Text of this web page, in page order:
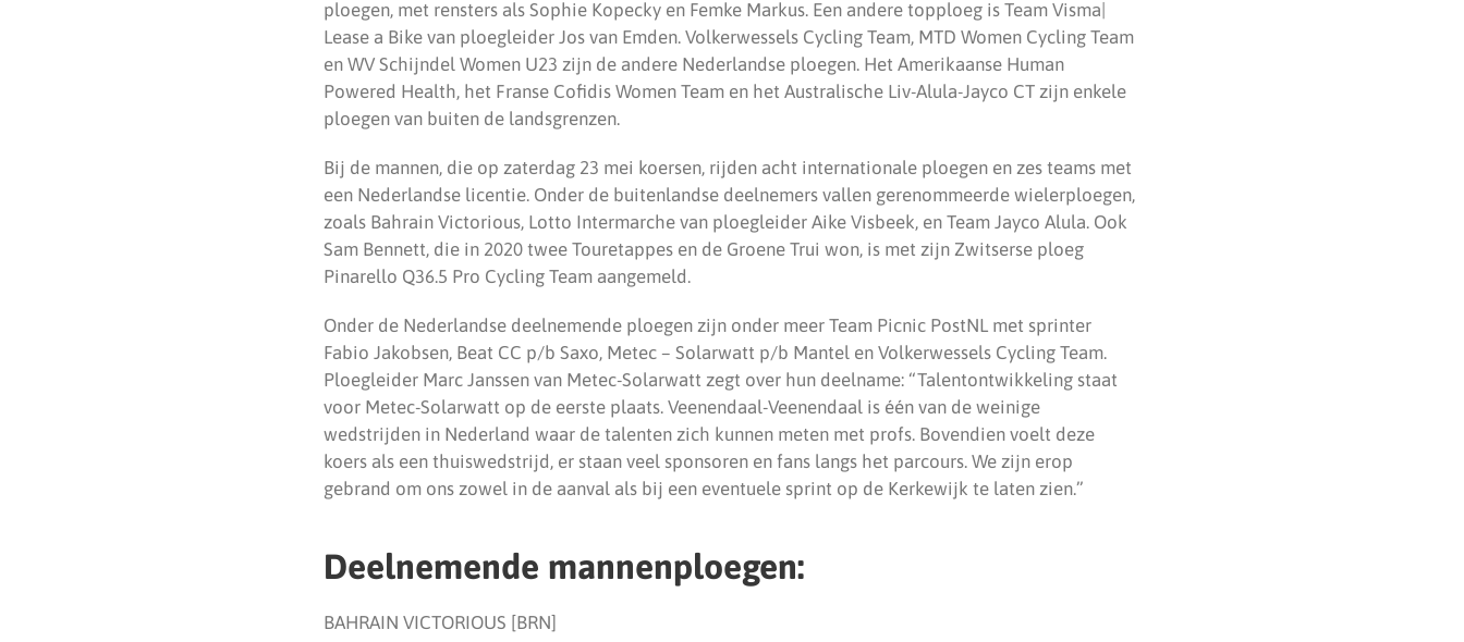
ploegen, met rensters als Sophie Kopecky en Femke Markus. Een andere topploeg is Team Visma|
Lease a Bike van ploegleider Jos van Emden. Volkerwessels Cycling Team, MTD Women Cycling Team
en WV Schijndel Women U23 zijn de andere Nederlandse ploegen. Het Amerikaanse Human
Powered Health, het Franse Cofidis Women Team en het Australische Liv-Alula-Jayco CT zijn enkele
ploegen van buiten de landsgrenzen.
Bij de mannen, die op zaterdag 23 mei koersen, rijden acht internationale ploegen en zes teams met
een Nederlandse licentie. Onder de buitenlandse deelnemers vallen gerenommeerde wielerploegen,
zoals Bahrain Victorious, Lotto Intermarche van ploegleider Aike Visbeek, en Team Jayco Alula. Ook
Sam Bennett, die in 2020 twee Touretappes en de Groene Trui won, is met zijn Zwitserse ploeg
Pinarello Q36.5 Pro Cycling Team aangemeld.
Onder de Nederlandse deelnemende ploegen zijn onder meer Team Picnic PostNL met sprinter
Fabio Jakobsen, Beat CC p/b Saxo, Metec – Solarwatt p/b Mantel en Volkerwessels Cycling Team.
Ploegleider Marc Janssen van Metec-Solarwatt zegt over hun deelname: “Talentontwikkeling staat
voor Metec-Solarwatt op de eerste plaats. Veenendaal-Veenendaal is één van de weinige
wedstrijden in Nederland waar de talenten zich kunnen meten met profs. Bovendien voelt deze
koers als een thuiswedstrijd, er staan veel sponsoren en fans langs het parcours. We zijn erop
gebrand om ons zowel in de aanval als bij een eventuele sprint op de Kerkewijk te laten zien.”
Deelnemende mannenploegen:
BAHRAIN VICTORIOUS [BRN]